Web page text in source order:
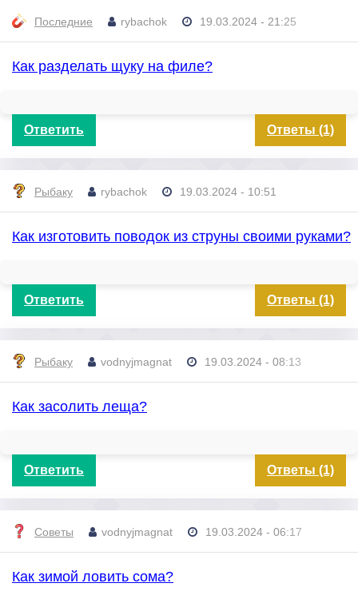
Последние rybachok 19.03.2024 - 21:25
Как разделать щуку на филе?
Ответить Ответы (1)
Рыбаку rybachok 19.03.2024 - 10:51
Как изготовить поводок из струны своими руками?
Ответить Ответы (1)
Рыбаку vodnyjmagnat 19.03.2024 - 08:13
Как засолить леща?
Ответить Ответы (1)
Советы vodnyjmagnat 19.03.2024 - 06:17
Как зимой ловить сома?